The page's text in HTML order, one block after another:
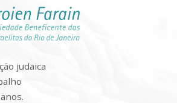
judaica